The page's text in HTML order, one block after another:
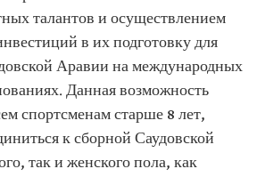
талантов и осуществлением
в их подготовку для
Аравии на международных
Данная возможность
спортсменам старше 8 лет,
к сборной Саудовской
так и женского пола, как